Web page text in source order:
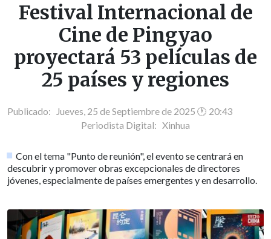
Festival Internacional de
Cine de Pingyao
proyectará 53 películas de
25 países y regiones
Publicado: Jueves, 25 de Septiembre de 2025 🕐 20:43
Periodista Digital: Xinhua
Con el tema "Punto de reunión", el evento se centrará en
descubrir y promover obras excepcionales de directores
jóvenes, especialmente de países emergentes y en desarrollo.